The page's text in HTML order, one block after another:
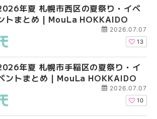
年夏 札幌市西区の夏祭り・イベ
トまとめ | MouLa HOKKAIDO
2026.07.07
13
年夏 札幌市手稲区の夏祭り・イ
ントまとめ | MouLa HOKKAIDO
2026.07.07
10
2026年夏 札幌市北区
ントまとめ | MouLa
2026年夏 札幌市中央
ベントまとめ |
2026年夏 札幌市手稲
ベントまとめ |
2026年夏 札幌市豊平
ベントまとめ |